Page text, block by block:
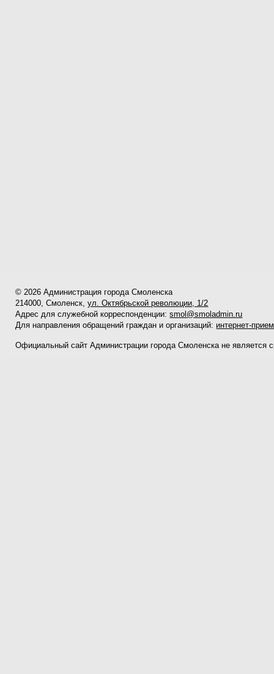
© 2026 Администрация города Смоленска
214000, Смоленск,ул. Октябрьской революции, 1/2
Адрес для служебной корреспонденции:smol@smoladmin.ru
Для направления обращений граждан и организаций: интернет-
Официальный сайт Администрации города Смоленска не является